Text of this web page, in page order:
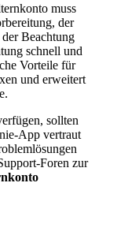
muss
der
Beachtung
schnell und
Vorteile für
und erweitert
sollten
App vertraut
Foren zur